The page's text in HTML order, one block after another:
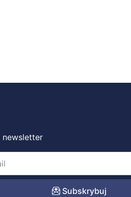
newsletter
Subskrybuj